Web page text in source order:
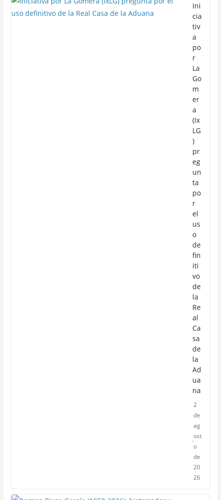
Ini
cia
tiv
a
po
r
La
Go
m
er
a
(Ix
LG
)
pr
eg
un
ta
po
r
el
us
o
de
fin
iti
vo
de
la
Re
al
Ca
sa
de
la
Ad
ua
na
2
de
ag
ost
o
de
20
26